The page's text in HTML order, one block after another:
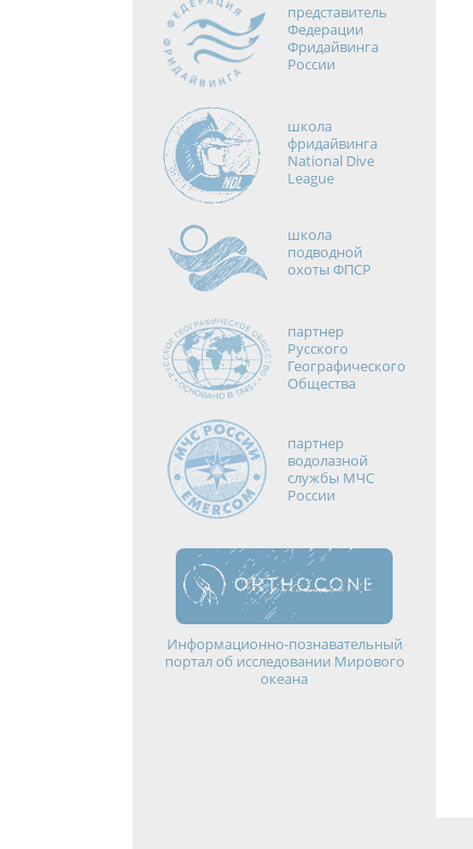
представитель
Федерации
Фридайвинга
России
школа
фридайвинга
National Dive
League
школа
подводной
охоты ФПСР
партнер
Русского
Географического
Общества
партнер
водолазной
службы МЧС
России
Информационно-познавательный
портал об исследовании Мирового
океана